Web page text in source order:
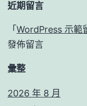
近期留言
「 WordPress 示範
發佈留言
彙整
2026 年 8 月